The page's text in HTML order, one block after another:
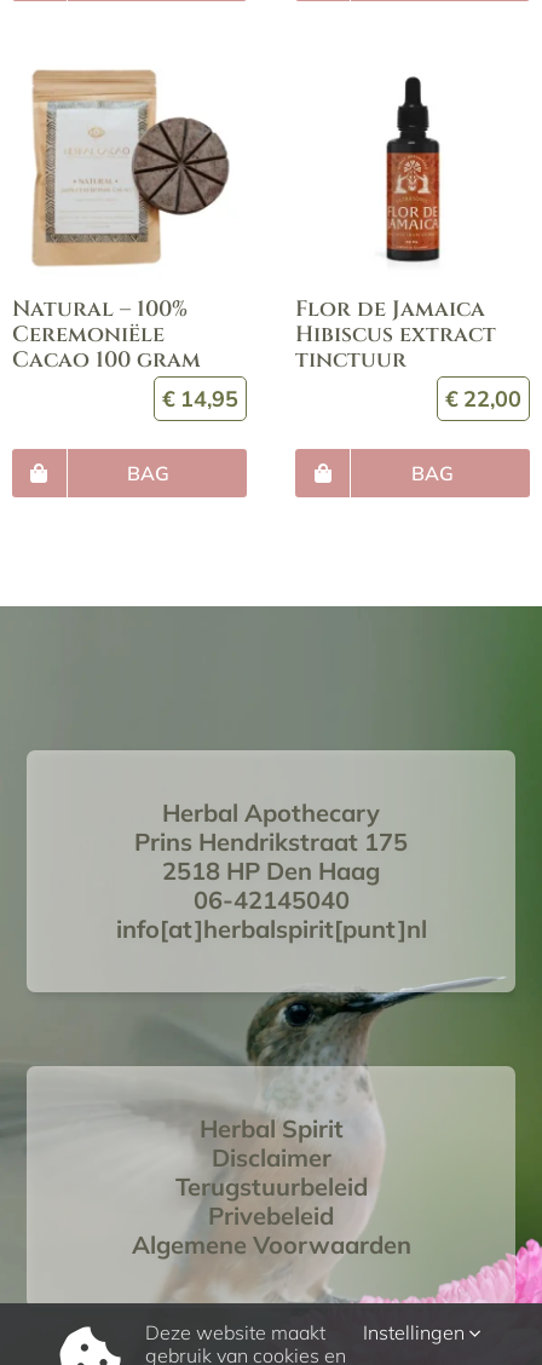
Natural – 100%
Ceremoniële
Cacao 100 gram
€ 14,95
BAG
Flor de Jamaica
Hibiscus extract
tinctuur
€ 22,00
BAG
Herbal Apothecary
Prins Hendrikstraat 175
2518 HP Den Haag
06-42145040
info[at]herbalspirit[punt]nl
Herbal Spirit
Disclaimer
Terugstuurbeleid
Privebeleid
Algemene Voorwaarden
Deze website maakt
gebruik van cookies en
Instellingen